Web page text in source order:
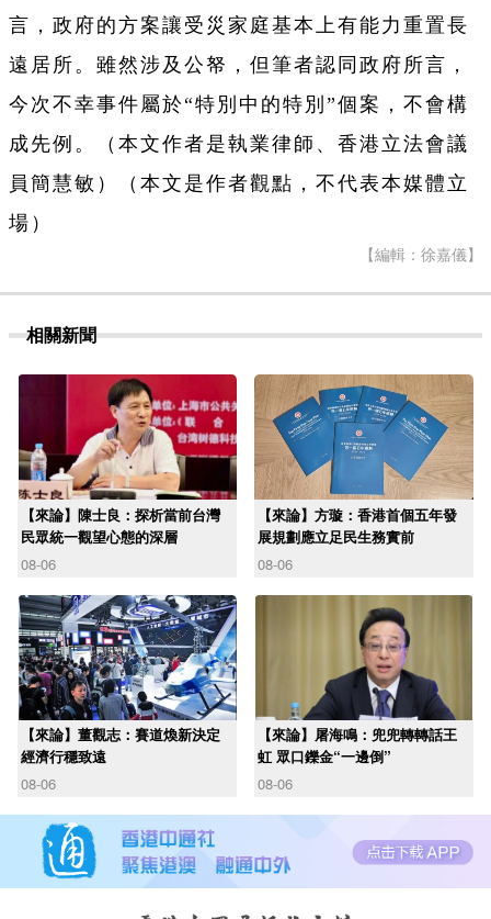
言，政府的方案讓受災家庭基本上有能力重置長
遠居所。雖然涉及公帑，但筆者認同政府所言，
今次不幸事件屬於“特別中的特別”個案，不會構
成先例。（本文作者是執業律師、香港立法會議
員簡慧敏）（本文是作者觀點，不代表本媒體立
場）
【編輯：徐嘉儀】
相關新聞
【來論】陳士良：探析當前台灣
民眾統一觀望心態的深層
08-06
【來論】方璇：香港首個五年發
展規劃應立足民生務實前
08-06
【來論】董觀志：賽道煥新決定
經濟行穩致遠
08-06
【來論】屠海鳴：兜兜轉轉話王
虹 眾口鑠金“一邊倒”
08-06